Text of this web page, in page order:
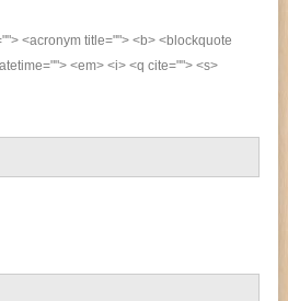
<acronym title=""> <b> <blockquote
<em> <i> <q cite=""> <s>